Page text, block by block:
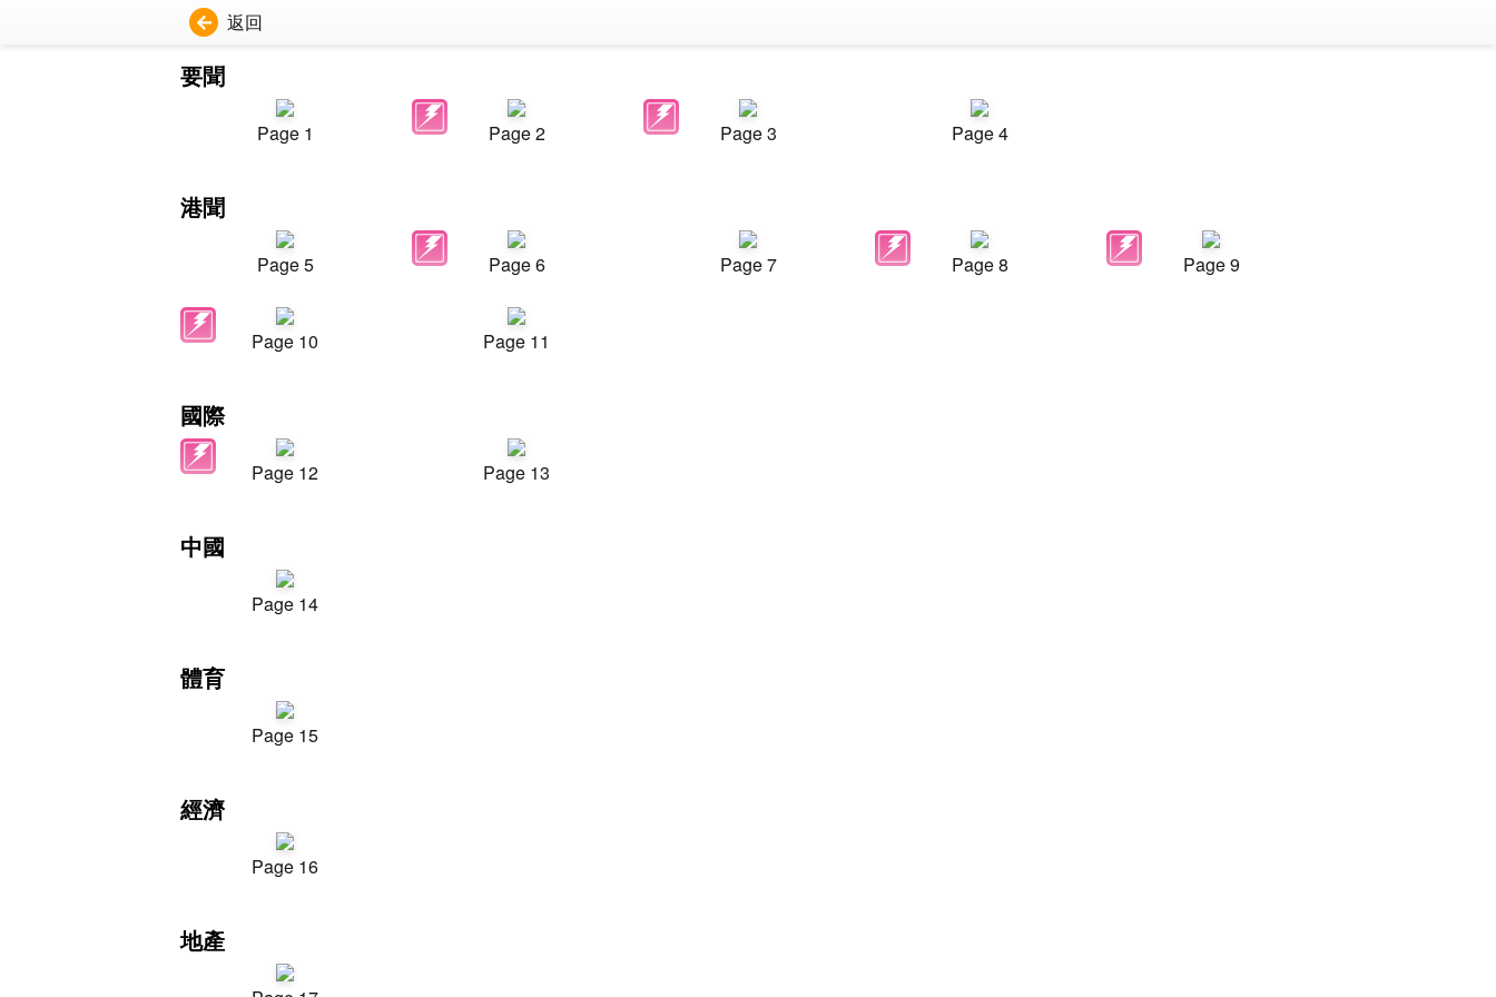
返回
要聞
Page 1 Page 2 Page 3 Page 4
港聞
Page 5 Page 6 Page 7 Page 8 Page 9
Page 10 Page 11
國際
Page 12 Page 13
中國
Page 14
體育
Page 15
經濟
Page 16
地產